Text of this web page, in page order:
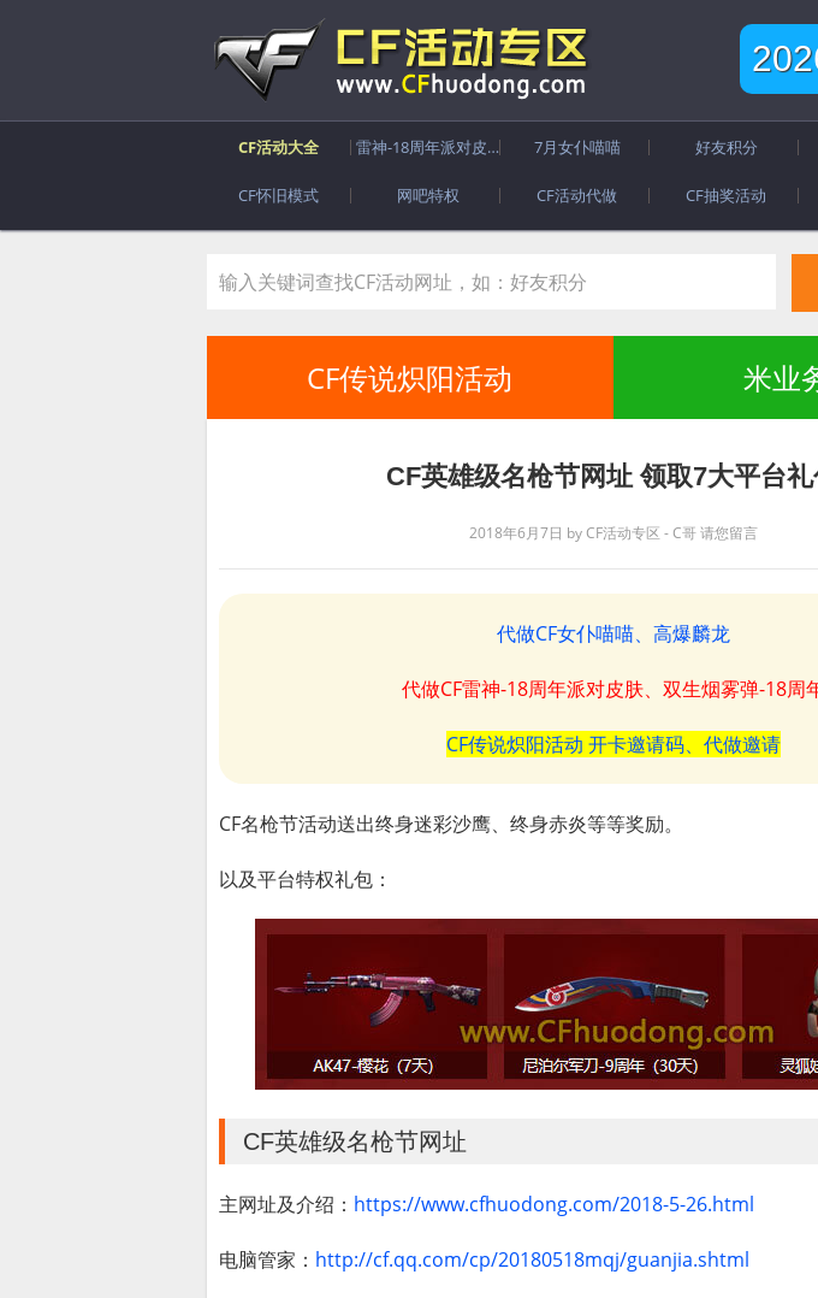
CF活动大全 雷神-18周年派对皮肤 7月女仆喵喵 好友积分
CF怀旧模式 网吧特权 CF活动代做 CF抽奖活动
CF传说炽阳活动 米业
CF英雄级名枪节网址 领取7大平台
2018年6月7日 byCF活动专区 - C哥 请您留言
代做CF女仆喵喵、高爆麟龙
代做CF雷神-18周年派对皮肤、双生烟雾弹-18周
CF传说炽阳活动 开卡邀请码、代做邀请
CF名枪节活动送出终身迷彩沙鹰、终身赤炎等等奖励。
以及平台特权礼包：
CF英雄级名枪节网址
主网址及介绍： https://www.cfhuodong.com/2018-5-26.html
电脑管家： http://cf.qq.com/cp/20180518mqj/guanjia.shtml